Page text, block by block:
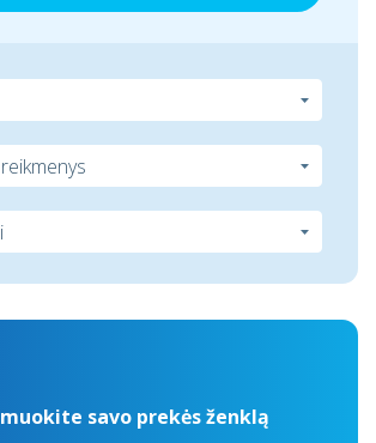
savo prekės ženklą